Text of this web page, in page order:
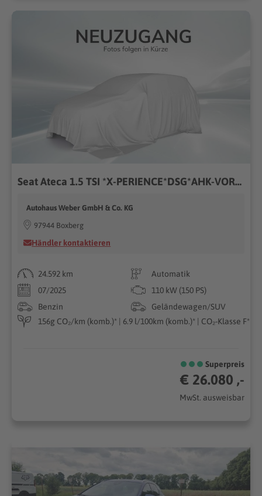
Seat Ateca 1.5 TSI *X-PERIENCE*DSG*AHK-VORB*NAVI*SHZ*
Autohaus Weber GmbH & Co. KG
97944 Boxberg
Händler kontaktieren
24.592 km
Automatik
07/2025
110 kW (150 PS)
Benzin
Geländewagen/SUV
156g CO₂/km (komb.)* | 6.9 l/100km (komb.)* | CO₂-Klasse F*
Superpreis
€ 26.080 ,-
MwSt. ausweisbar